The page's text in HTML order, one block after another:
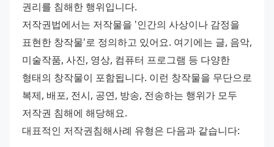
권리를 침해한 행위입니다.
저작권법에서는 저작물을 '인간의 사상이나 감정을
표현한 창작물'로 정의하고 있어요. 여기에는 글, 음악,
미술작품, 사진, 영상, 컴퓨터 프로그램 등 다양한
형태의 창작물이 포함됩니다. 이런 창작물을 무단으로
복제, 배포, 전시, 공연, 방송, 전송하는 행위가 모두
저작권 침해에 해당해요.
대표적인 저작권침해사례 유형은 다음과 같습니다: